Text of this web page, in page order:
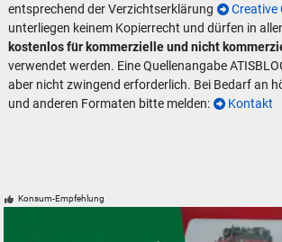
entsprechend der Verzichtserklärung
Creative
unterliegen keinem Kopierrecht und dürfen in
kostenlos für kommerzielle und nicht
verwendet werden. Eine Quellenangabe
aber nicht zwingend erforderlich. Bei Bedarf an
und anderen Formaten bitte melden:
Kontakt
Konsum-Empfehlung